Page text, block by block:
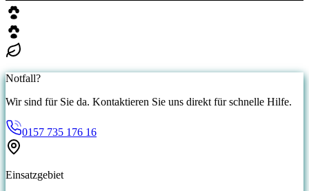
Notfall?
Wir sind für Sie da. Kontaktieren Sie uns direkt für schnelle Hilfe.
0157 735 176 16
Einsatzgebiet